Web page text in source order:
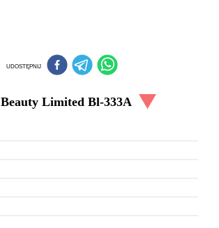
UDOSTĘPNIJ
Beauty Limited Bl-333A